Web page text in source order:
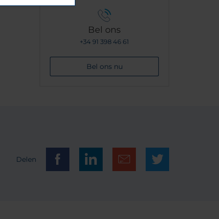
Bel ons
+34 91 398 46 61
Bel ons nu
Delen